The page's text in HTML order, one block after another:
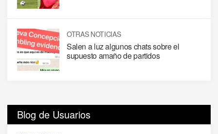
OTRAS NOTICIAS
Salen a luz algunos chats sobre el
supuesto amaño de partidos
Blog de Usuarios